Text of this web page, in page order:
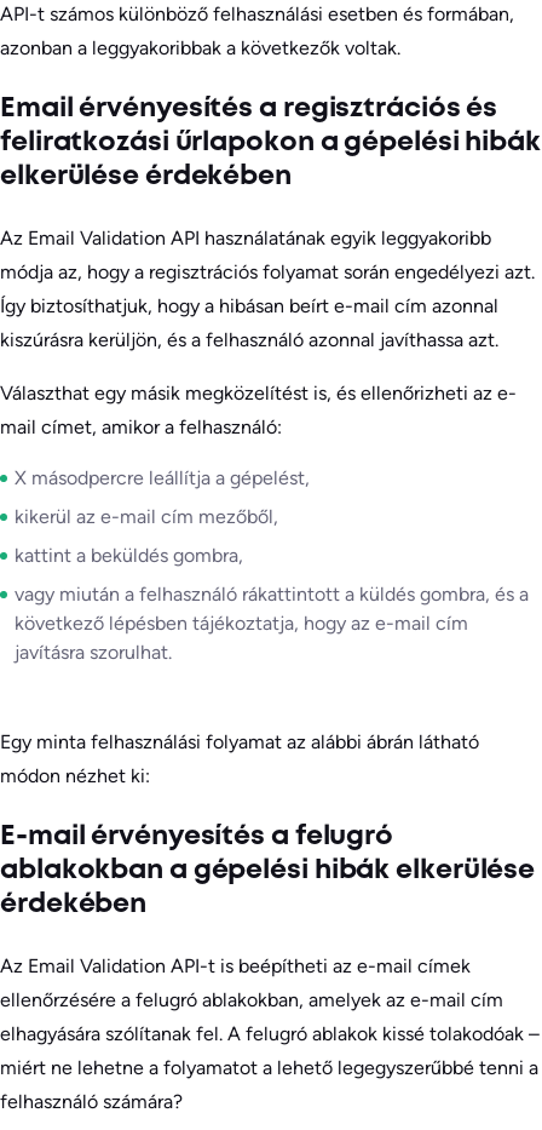
API-t számos különböző felhasználási esetben és formában,
azonban a leggyakoribbak a következők voltak.
Email érvényesítés a regisztrációs és
feliratkozási űrlapokon a gépelési hibák
elkerülése érdekében
Az Email Validation API használatának egyik leggyakoribb
módja az, hogy a regisztrációs folyamat során engedélyezi azt.
Így biztosíthatjuk, hogy a hibásan beírt e-mail cím azonnal
kiszúrásra kerüljön, és a felhasználó azonnal javíthassa azt.
Választhat egy másik megközelítést is, és ellenőrizheti az e-
mail címet, amikor a felhasználó:
X másodpercre leállítja a gépelést,
kikerül az e-mail cím mezőből,
kattint a beküldés gombra,
vagy miután a felhasználó rákattintott a küldés gombra, és a
következő lépésben tájékoztatja, hogy az e-mail cím
javításra szorulhat.
Egy minta felhasználási folyamat az alábbi ábrán látható
módon nézhet ki:
E-mail érvényesítés a felugró
ablakokban a gépelési hibák elkerülése
érdekében
Az Email Validation API-t is beépítheti az e-mail címek
ellenőrzésére a felugró ablakokban, amelyek az e-mail cím
elhagyására szólítanak fel. A felugró ablakok kissé tolakodóak –
miért ne lehetne a folyamatot a lehető legegyszerűbbé tenni a
felhasználó számára?